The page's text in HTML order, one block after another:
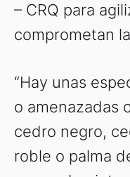
– CRQ para
comprometan
“Hay unas
o amenazadas
cedro negro,
roble o palma